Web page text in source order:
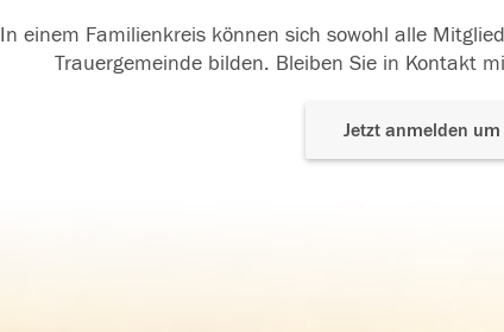
In einem Familienkreis können sich sowohl alle
Trauergemeinde bilden. Bleiben Sie in Kontakt
Jetzt anmelden um